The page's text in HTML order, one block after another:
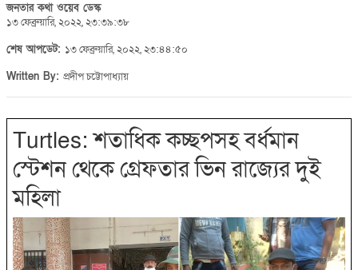
জনতার কথা ওয়েব ডেস্ক
১৩ ফেব্রুয়ারি, ২০২২, ২৩:৩৯:৩৮
শেষ আপডেট: ১৩ ফেব্রুয়ারি, ২০২২, ২৩:৪৪:৫০
Written By: প্রদীপ চট্টোপাধ্যায়
Turtles: শতাধিক কচ্ছপসহ বর্ধমান
স্টেশন থেকে গ্রেফতার ভিন রাজ্যের দুই
মহিলা